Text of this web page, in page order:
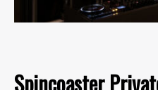
Spincoaster